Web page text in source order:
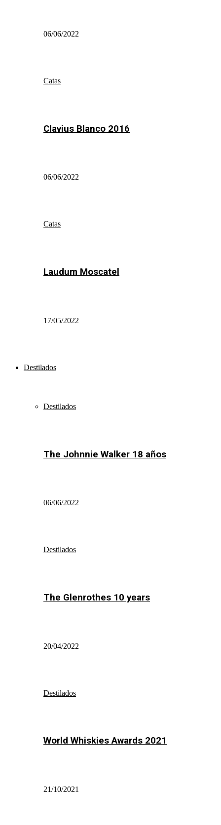
06/06/2022
Catas
Clavius Blanco 2016
06/06/2022
Catas
Laudum Moscatel
17/05/2022
Destilados
Destilados
The Johnnie Walker 18 años
06/06/2022
Destilados
The Glenrothes 10 years
20/04/2022
Destilados
World Whiskies Awards 2021
21/10/2021